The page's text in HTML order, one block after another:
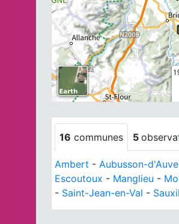
16 communes 5
Ambert - Aubusson-
Escoutoux - Manglieu -
- Saint-Jean-en-Val -